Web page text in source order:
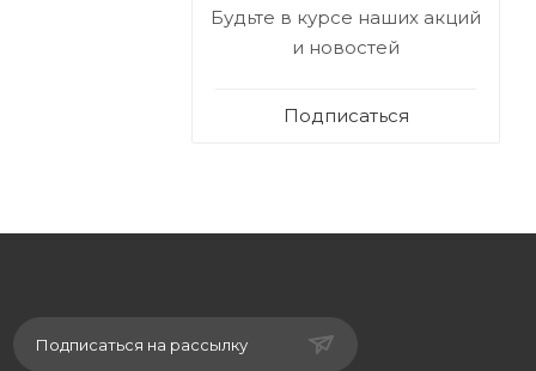
Будьте в курсе наших акций
и новостей
Подписаться
Подписаться на рассылку